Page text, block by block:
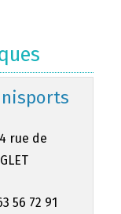
rue de
56 72 91